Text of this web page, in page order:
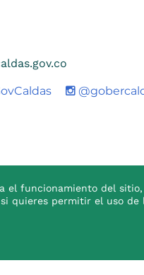
el funcionamiento del
quieres permitir el uso